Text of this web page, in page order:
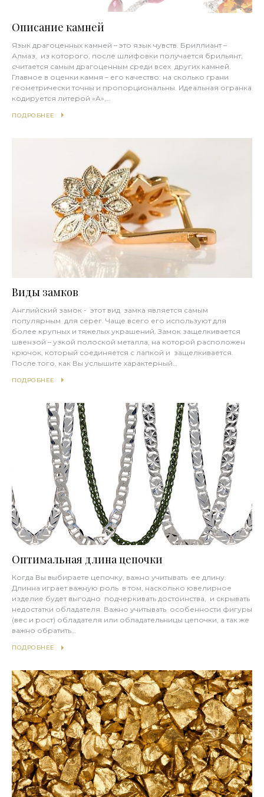
Описание камней
Язык драгоценных камней – это язык чувств. Бриллиант –
Алмаз, из которого, после шлифовки получается брильянт,
считается самым драгоценным среди всех других камней.
Главное в оценки камня – его качество: на сколько грани
геометрически точны и пропорциональны. Идеальная огранка
кодируется литерой «А»,…
ПОДРОБНЕЕ
Виды замков
Английский замок - этот вид замка является самым
популярным для серег. Чаще всего его используют для
более крупных и тяжелых украшений. Замок защелкивается
швензой – узкой полоской металла, на которой расположен
крючок, который соединяется с лапкой и защелкивается.
После того, как Вы услышите характерный…
ПОДРОБНЕЕ
Оптимальная длина цепочки
Когда Вы выбираете цепочку, важно учитывать ее длину.
Длинна играет важную роль в том, насколько ювелирное
изделие будет выгодно подчеркивать достоинства, и скрывать
недостатки обладателя. Важно учитывать особенности фигуры
(вес и рост) обладателя или обладательницы цепочки, а так же
важно обратить…
ПОДРОБНЕЕ